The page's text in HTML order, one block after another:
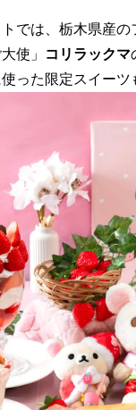
では、栃木県産
使」
コリラックマ
った限定スイーツ